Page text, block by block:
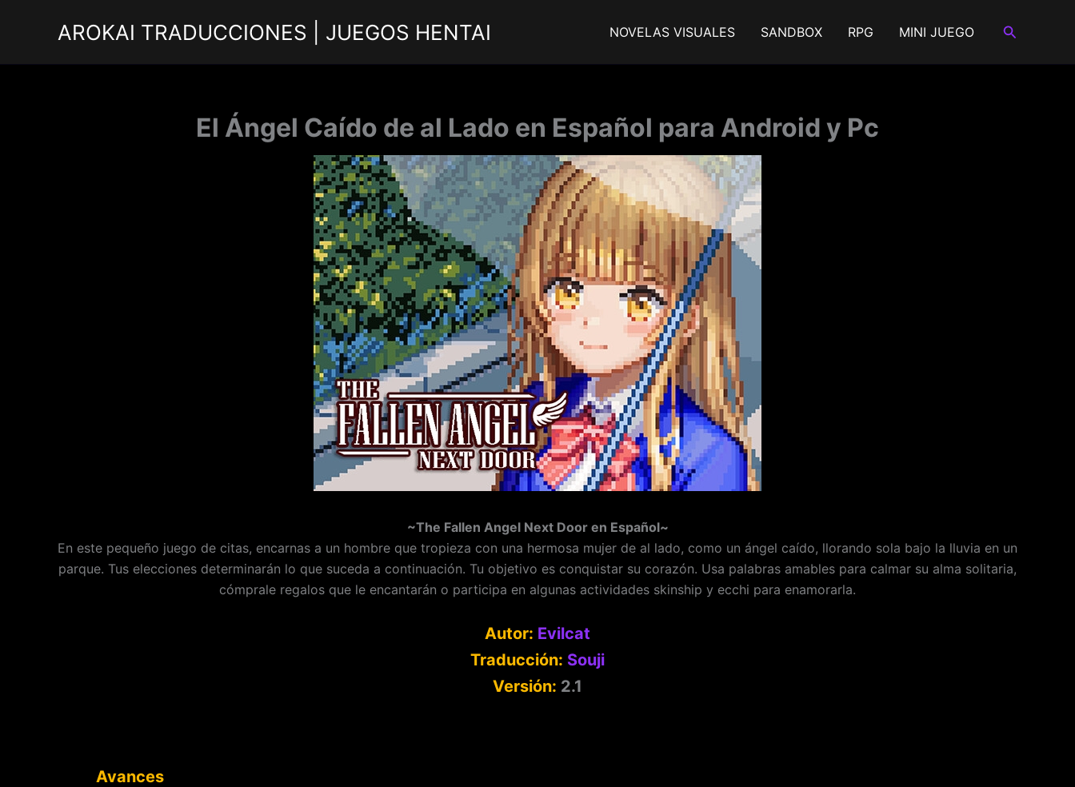
AROKAI TRADUCCIONES | JUEGOS HENTAI NOVELAS VISUALES SANDBOX RPG MINI JUEGO Buscar
El Ángel Caído de al Lado en Español para Android y Pc
~The Fallen Angel Next Door en Español~
En este pequeño juego de citas, encarnas a un hombre que tropieza con una hermosa mujer de al lado, como un ángel caído, llorando sola bajo la lluvia en un
parque. Tus elecciones determinarán lo que suceda a continuación. Tu objetivo es conquistar su corazón. Usa palabras amables para calmar su alma solitaria,
cómprale regalos que le encantarán o participa en algunas actividades skinship y ecchi para enamorarla.
Autor: Evilcat
Traducción: Souji
Versión: 2.1
Avances